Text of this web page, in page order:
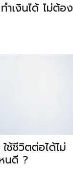
ำเงินได้ ไม่ต้อง
ช้ชีวิตต่อได้ไม่
นดี ?